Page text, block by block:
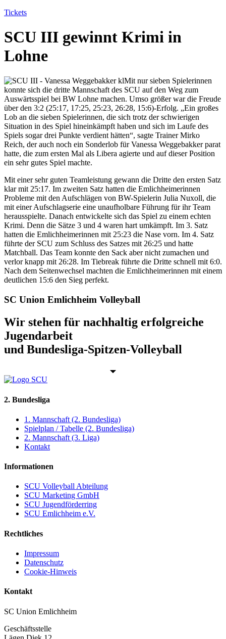
Tickets
SCU III gewinnt Krimi in
Lohne
Mit nur sieben Spielerinnen
konnte sich die dritte Mannschaft des SCU auf den Weg zum
Auswärtsspiel bei BW Lohne machen. Umso größer war die Freude
über den 3:2 (25:17, 17:25, 25:23, 26:28, 15:6)-Erfolg. „Ein großes
Lob an die sieben Spielerinnen, die sich trotz der schwierigen
Situation in des Spiel hineinkämpft haben und sich im Laufe des
Spiels sogar drei Punkte verdient hätten“, sagte Trainer Mirko
Reich, der auch noch ein Sonderlob für Vanessa Weggebakker parat
hatte, die zum ersten Mal als Libera agierte und auf dieser Position
ein sehr gutes Spiel machte.
Mit einer sehr guten Teamleistung gewann die Dritte den ersten Satz
klar mit 25:17. Im zweiten Satz hatten die Emlichheimerinnen
Probleme mit den Aufschlägen von BW-Spielerin Julia Nuxoll, die
mit einer Aufschlagserie eine unaufholbare Führung für ihr Team
herausspielte. Danach entwickelte sich das Spiel zu einem echten
Krimi. Denn die Sätze 3 und 4 waren hart umkämpft. Im 3. Satz
hatten die Emlichheimerinnen mit 25:23 die Nase vorn. Im 4. Satz
führte der SCU zum Schluss des Satzes mit 26:25 und hatte
Matchball. Das Team konnte den Sack aber nicht zumachen und
verlor knapp mit 26:28. Im Tiebreak führte die Dritte schnell mit 6:0.
Nach dem Seitenwechsel machten die Emlichheimerinnen mit einem
deutlichen 15:6 den Sieg perfekt.
SC Union Emlichheim Volleyball
Wir stehen für nachhaltig erfolgreiche
Jugendarbeit
und Bundesliga-Spitzen-Volleyball
2. Bundesliga
1. Mannschaft (2. Bundesliga)
Spielplan / Tabelle (2. Bundesliga)
2. Mannschaft (3. Liga)
Kontakt
Informationen
SCU Volleyball Abteilung
SCU Marketing GmbH
SCU Jugendförderring
SCU Emlichheim e.V.
Rechtliches
Impressum
Datenschutz
Cookie-Hinweis
Kontakt
SC Union Emlichheim
Geschäftsstelle